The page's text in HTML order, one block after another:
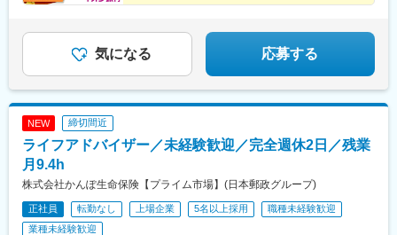
駅、高知駅、後免西町駅、中村駅、小村神社前駅、田辺島通駅、
甘木駅(西鉄線)、奈多駅、西鉄柳川駅、羽犬塚駅、大牟田駅、唐津
駅、伊万里駅、五島町駅、霊丘公園体育館駅、本諫早駅、大学病
院駅、新大村駅、早岐駅、中佐世保駅、八代駅、三角駅、木葉
駅、玉名駅、人吉温泉駅、宮地駅、大分駅、佐伯駅、中津駅(大分
県)、日田駅、宇佐駅、別府駅(大分県)、鶴崎駅、延岡駅、西都城
駅、宮崎駅、油津駅、小林駅(宮崎県)、日向新富駅、川内駅(鹿児
島県)、志布志駅、枕崎駅、宮ケ浜駅、国分駅(鹿児島県)、出水
駅、壺川駅、新さっぽろ駅、松風町駅、湯の川駅、五所川原駅、
盛駅、仙台駅(地下鉄)、西取手駅、今市駅、東宿郷駅、城東駅、西
桐生駅、高田馬場駅、入谷駅(東京都)、牛田駅(東京都)、荒川一中
前駅、千歳船橋駅、立川北駅、青梅街道駅、布田駅、新高島駅、
武練馬駅、小川町駅(東京都)、都庁前駅、東久留米駅、豊田駅、学
合ケ丘駅、京急久里浜駅、横浜駅、東戸塚駅、相武台前駅、星川
駅、亀田駅、青山駅、新高岡駅、野々市駅(ＩＲいしかわ鉄道線)、
呼続駅、八事駅、黒田駅(愛知県)、扶桑駅、りんくう常滑駅、長久
手古戦場駅、六名駅、緒川駅、上挙母駅、八幡駅(愛知県)、勝川
駅、富田駅(三重県)、平田町駅、播磨駅、伊勢松本駅、北勢中央公
園口駅、高茶屋駅、瀬田駅(滋賀県)、高の原駅、西大路駅、桂川駅
(京都府)、西院駅(阪急線)、淀駅、大阪梅田駅(阪神線)、大日駅、
駅、横堤駅、七道駅、新金岡駅、伊丹駅(福知山線)、日生中央駅、
大久保駅(兵庫県)、仁川駅、はりま勝原駅、道場南口駅、中央市場
◎月給28万円以上
◎外訪なし
◎多彩なキャリア
気になる 応募する
NEW 締切間近
ライフアドバイザー／未経験歓迎／完全週休2日／残業
月9.4h
株式会社かんぽ生命保険【プライム市場】(日本郵政グループ)
正社員 転勤なし 上場企業 5名以上採用
職種未経験歓迎
業種未経験歓迎